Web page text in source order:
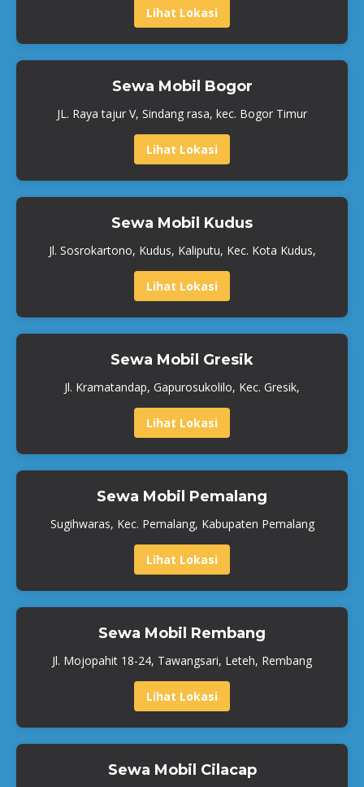
Lihat Lokasi
Sewa Mobil Bogor
JL. Raya tajur V, Sindang rasa, kec. Bogor Timur
Lihat Lokasi
Sewa Mobil Kudus
Jl. Sosrokartono, Kudus, Kaliputu, Kec. Kota Kudus,
Lihat Lokasi
Sewa Mobil Gresik
Jl. Kramatandap, Gapurosukolilo, Kec. Gresik,
Lihat Lokasi
Sewa Mobil Pemalang
Sugihwaras, Kec. Pemalang, Kabupaten Pemalang
Lihat Lokasi
Sewa Mobil Rembang
Jl. Mojopahit 18-24, Tawangsari, Leteh, Rembang
Lihat Lokasi
Sewa Mobil Cilacap